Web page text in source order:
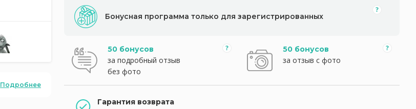
Подробнее
Бонусная программа только для зарегистрированных
50 бонусов
за подробный отзыв
без фото
50 бонусов
за отзыв с фото
Гарантия возврата